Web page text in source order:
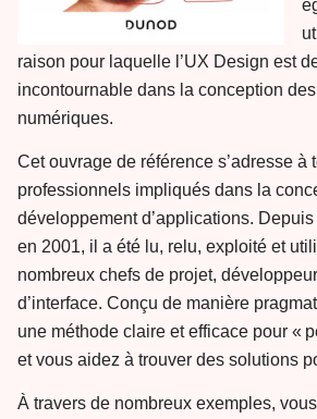
raison pour laquelle l’UX Design est
incontournable dans la conception
numériques.
Cet ouvrage de référence s’adresse à
professionnels impliqués dans la
développement d’applications.
en 2001, il a été lu, relu, exploité et
nombreux chefs de projet,
d’interface. Conçu de manière
une méthode claire et efficace pour «
et vous aidez à trouver des solutions
À travers de nombreux exemples,